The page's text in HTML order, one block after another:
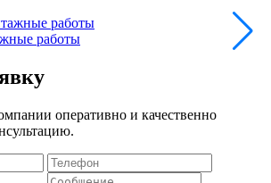
работы
оперативно и качественно